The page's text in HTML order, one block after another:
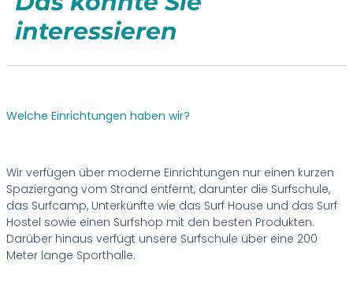
interessieren
Welche Einrichtungen haben wir?
Wir verfügen über moderne Einrichtungen nur einen kurzen
Spaziergang vom Strand entfernt, darunter die Surfschule,
das Surfcamp, Unterkünfte wie das Surf House und das Surf
Hostel sowie einen Surfshop mit den besten Produkten.
Darüber hinaus verfügt unsere Surfschule über eine 200
Meter lange Sporthalle.